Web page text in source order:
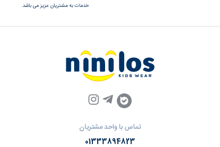
خدمات به مشتریان عزیز می باشد.
تماس با واحد مشتریان
01333894823